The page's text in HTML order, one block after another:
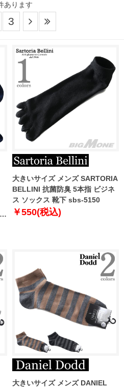
あります
3
大きいサイズ メンズ SARTORIA
BELLINI 抗菌防臭 5本指 ビジネ
ス ソックス 靴下 sbs-5150
￥550(税込)
大きいサイズ メンズ DANIEL